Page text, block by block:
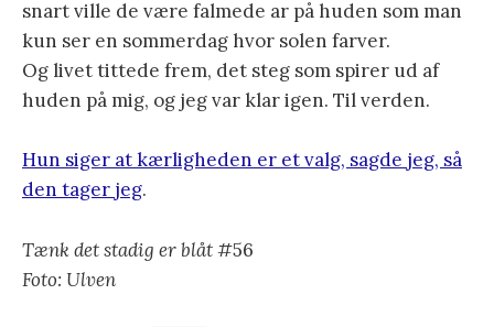
snart ville de være falmede ar på huden som man
kun ser en sommerdag hvor solen farver.
Og livet tittede frem, det steg som spirer ud af
huden på mig, og jeg var klar igen. Til verden.
Hun siger at kærligheden er et valg, sagde jeg, så
den tager jeg.
Tænk det stadig er blåt#56
Foto: Ulven